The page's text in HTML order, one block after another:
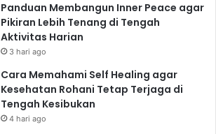
Panduan Membangun Inner Peace agar
Pikiran Lebih Tenang di Tengah
Aktivitas Harian
3 hari ago
Cara Memahami Self Healing agar
Kesehatan Rohani Tetap Terjaga di
Tengah Kesibukan
4 hari ago